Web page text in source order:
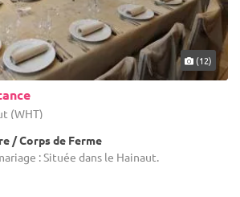
(12)
(WHT)
/ Corps de Ferme
: Située dans le Hainaut.